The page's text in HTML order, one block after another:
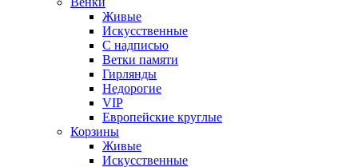
Живые
Искусственные
С надписью
Ветки памяти
Гирлянды
Недорогие
VIP
Европейские круглые
Корзины
Живые
Искусственные